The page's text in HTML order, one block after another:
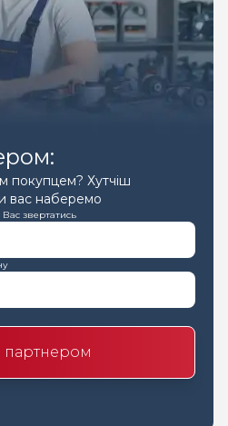
покупцем? Хутчіш
вас наберемо
звертатись
партнером